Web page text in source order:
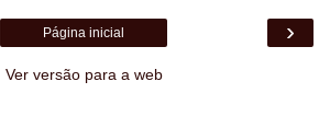
›
Página inicial
Ver versão para a web